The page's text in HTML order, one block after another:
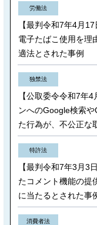
労働法
【最判令和7年4月
電子たばこ使用を理
適法とされた事例
独禁法
【公取委令令和7年
ンへのGoogle検索
た行為が、不公正な
特許法
【最判令和7年3月3
たコメント機能の提
に当たるとされた事
消費者法